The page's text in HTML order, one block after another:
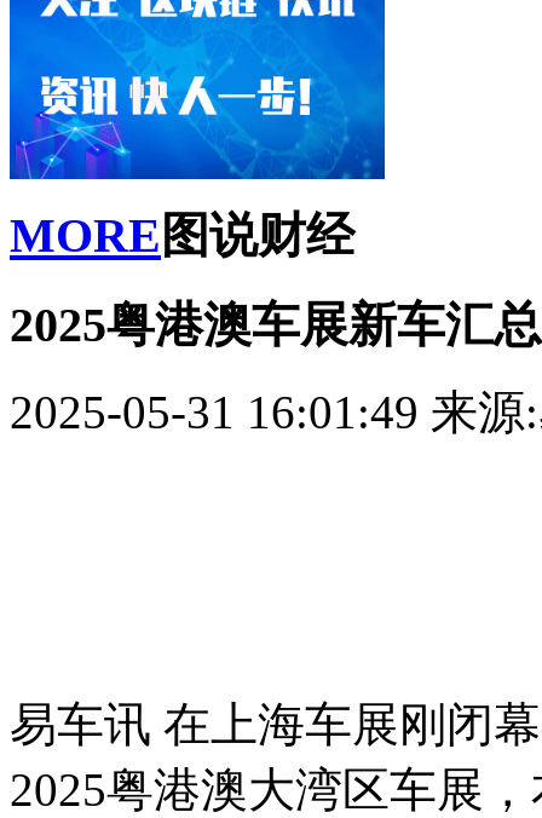
MORE 图说财经
2025粤港澳车展新车汇
2025-05-31 16:01:49 来源
易车讯 在上海车展刚闭
2025粤港澳大湾区车展